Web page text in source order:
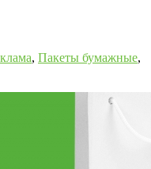
, Пакеты бумажные,